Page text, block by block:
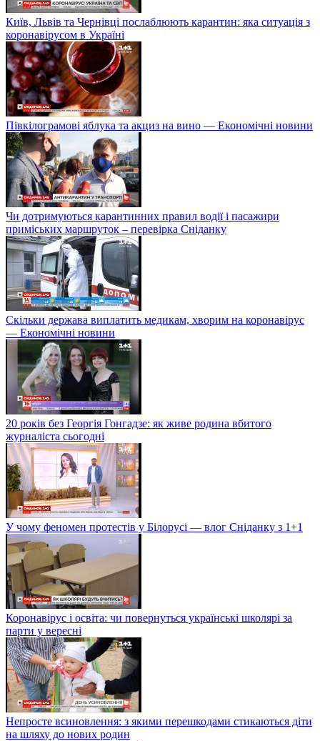
Київ, Львів та Чернівці послаблюють карантин: яка ситуація з
коронавірусом в Україні
Півкілограмові яблука та акциз на вино — Економічні новини
Чи дотримуються карантинних правил водії і пасажири
приміських маршруток – перевірка Сніданку
Скільки держава виплатить медикам, хворим на коронавірус
— Економічні новини
20 років без Георгія Гонгадзе: як живе родина вбитого
журналіста сьогодні
У чому феномен протестів у Білорусі — влог Сніданку з 1+1
Коронавірус і освіта: чи повернуться українські школярі за
парти у вересні
Непросте всиновлення: з якими перешкодами стикаються діти
на шляху до нових родин